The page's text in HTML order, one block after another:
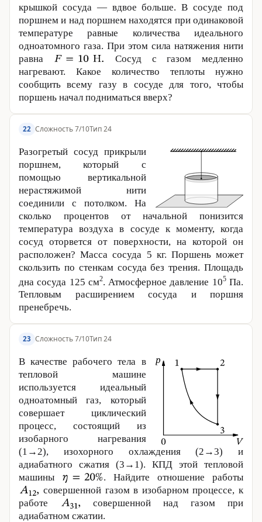
крышкой сосуда — вдвое больше. В сосуде под
поршнем и над поршнем находятся при одинаковой
температуре равные количества идеального
одноатомного газа. При этом сила натяжения нити
равна
Сосуд с газом медленно
нагревают. Какое количество теплоты нужно
сообщить всему газу в сосуде для того, чтобы
поршень начал подниматься вверх?
22 Сложность 7/10Тип 24
Разогретый сосуд прикрыли
поршнем, который с
помощью вертикальной
нерастяжимой нити
соединили с потолком. На
сколько процентов от начальной понизится
температура воздуха в сосуде к моменту, когда
сосуд оторвется от поверхности, на которой он
расположен? Масса сосуда 5 кг. Поршень может
скользить по стенкам сосуда без трения. Площадь
дна сосуда 125 см2. Атмосферное давление 105Па.
Тепловым расширением сосуда и поршня
пренебречь.
23 Сложность 7/10Тип 24
В качестве рабочего тела в
тепловой машине
используется идеальный
одноатомный газ, который
совершает циклический
процесс, состоящий из
изобарного нагревания
(1→2), изохорного охлаждения (2→3) и
адиабатного сжатия (3→1). КПД этой тепловой
машины
. Найдите отношение работы
совершенной газом в изобарном процессе, к
работе
совершенной над газом при
адиабатном сжатии.